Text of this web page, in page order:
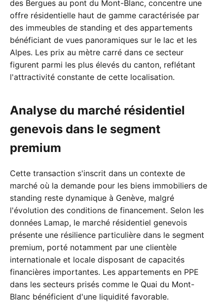
des Bergues au pont du Mont-Blanc, concentre une
offre résidentielle haut de gamme caractérisée par
des immeubles de standing et des appartements
bénéficiant de vues panoramiques sur le lac et les
Alpes. Les prix au mètre carré dans ce secteur
figurent parmi les plus élevés du canton, reflétant
l'attractivité constante de cette localisation.
Analyse du marché résidentiel
genevois dans le segment
premium
Cette transaction s'inscrit dans un contexte de
marché où la demande pour les biens immobiliers de
standing reste dynamique à Genève, malgré
l'évolution des conditions de financement. Selon les
données Lamap, le marché résidentiel genevois
présente une résilience particulière dans le segment
premium, porté notamment par une clientèle
internationale et locale disposant de capacités
financières importantes. Les appartements en PPE
dans les secteurs prisés comme le Quai du Mont-
Blanc bénéficient d'une liquidité favorable.